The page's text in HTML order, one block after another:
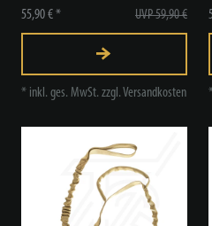
UVP 59,90 €
55,90 € *
* inkl. ges. MwSt. zzgl.Versandkosten